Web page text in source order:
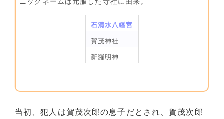
ニックネームは元服した寺社に由来。
石清水八幡宮
賀茂神社
新羅明神
当初、犯人は賀茂次郎の息子だとされ、賀茂次郎